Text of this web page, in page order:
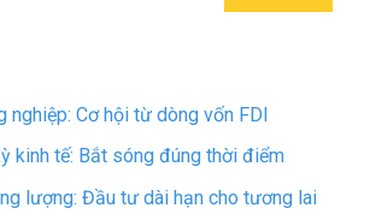
nghiệp: Cơ hội từ dòng vốn FDI
kinh tế: Bắt sóng đúng thời điểm
lượng: Đầu tư dài hạn cho tương lai